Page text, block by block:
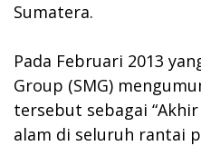
Sumatera.
Pada Februari 2013
Group (SMG)
tersebut sebagai
alam di seluruh rantai